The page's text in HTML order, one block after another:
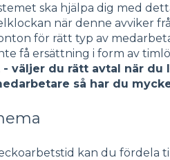
ska hjälpa dig med
när denne avviker
för rätt typ av
få ersättning i form av
- väljer du rätt avtal när du
så har du
kan du fördela